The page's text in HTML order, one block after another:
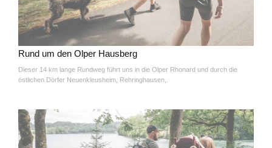
Rund um den Olper Hausberg
Dieser 14 km lange Rundweg führt uns in die Olper Rhonard und durch die
östlichen Dörfer Neuenkleusheim, Rehringhausen,.